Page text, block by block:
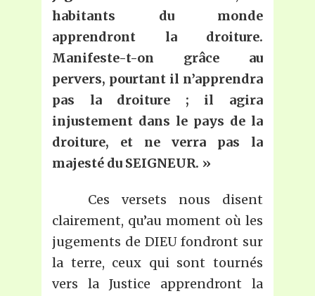
habitants du monde
apprendront la droiture.
Manifeste-t-on grâce au
pervers, pourtant il n’apprendra
pas la droiture ; il agira
injustement dans le pays de la
droiture, et ne verra pas la
majesté du SEIGNEUR. »
Ces versets nous disent
clairement, qu’au moment où les
jugements de DIEU fondront sur
la terre, ceux qui sont tournés
vers la Justice apprendront la